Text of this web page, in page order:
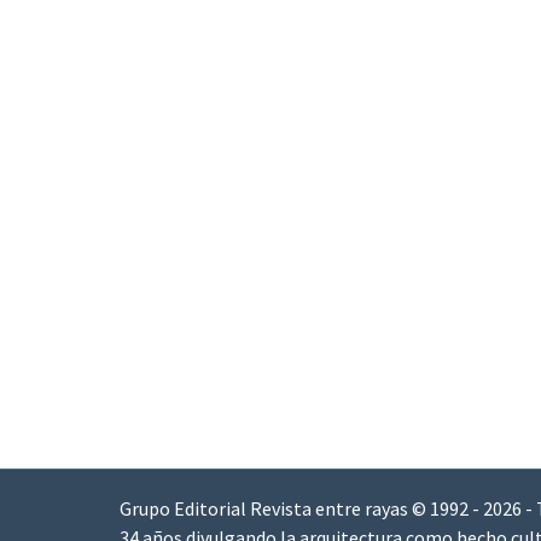
Grupo Editorial Revista entre rayas © 1992 - 2026 -